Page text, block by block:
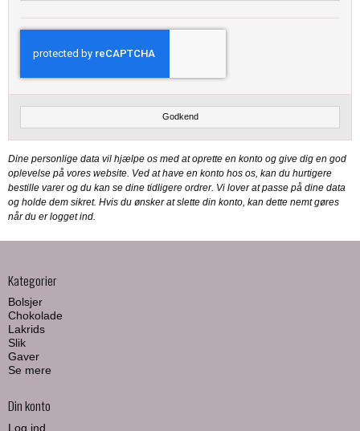
Godkend
Dine personlige data vil hjælpe os med at oprette en konto og give dig en god
oplevelse på vores website. Ved at have en konto hos os, kan du hurtigere
bestille varer og du kan se dine tidligere ordrer. Vi lover at passe på dine data
og holde dem sikret. Hvis du ønsker at slette din konto, kan dette nemt gøres
når du er logget ind.
Kategorier
Bolsjer
Chokolade
Lakrids
Slik
Gaver
Se mere
Din konto
Log ind